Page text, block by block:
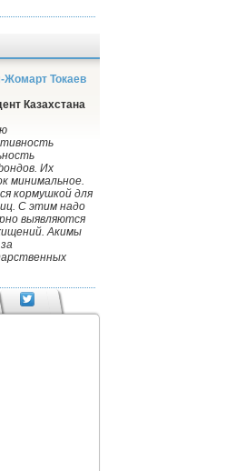
Жомарт Токаев
Казахстана
Их
минимальное.
кормушкой для
С этим надо
выявляются
Акимы